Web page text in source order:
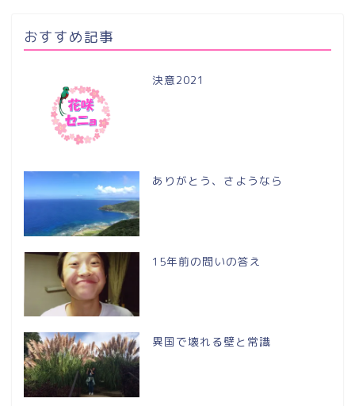
おすすめ記事
決意2021
ありがとう、さようなら
15年前の問いの答え
異国で壊れる壁と常識